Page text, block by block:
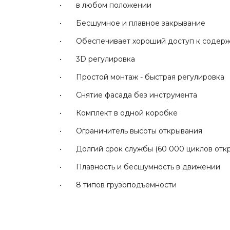
• в любом положении
• Бесшумное и плавное закрывание
• Обеспечивает хороший доступ к
• 3D регулировка
• Простой монтаж - быстрая регулировка
• Снятие фасада без инструмента
• Комплект в одной коробке
• Ограничитель высоты открывания
• Долгий срок службы (60 000 циклов
• Плавность и бесшумность в движении
• 8 типов грузоподъемности